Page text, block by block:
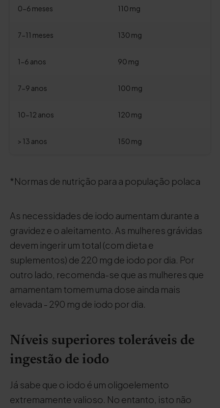
0-6 meses 110 mg
7-11 meses 130 mg
1-6 anos 90 mg
7-9 anos 100 mg
10-12 anos 120 mg
> 13 anos 150 mg
*Normas de nutrição para a população polaca
As necessidades de iodo aumentam durante a
gravidez e o aleitamento. As mulheres grávidas
devem ingerir um total (com dieta e
suplementos) de 220 mg de iodo por dia. Por
outro lado, recomenda-se que as mulheres que
amamentam tomem uma dose ainda mais
elevada - 290 mg de iodo por dia.
Níveis superiores toleráveis de
ingestão de iodo
Já sabe que o iodo é um oligoelemento
extremamente valioso. No entanto, isto não